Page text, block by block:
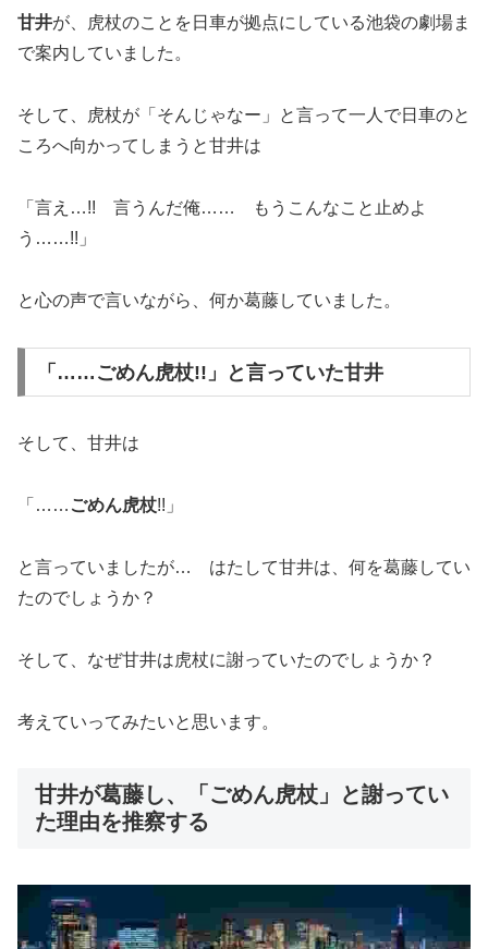
甘井が、虎杖のことを日車が拠点にしている池袋の劇場ま
で案内していました。
そして、虎杖が「そんじゃなー」と言って一人で日車のと
ころへ向かってしまうと甘井は
「言え…!! 言うんだ俺…… もうこんなこと止めよ
う……!!」
と心の声で言いながら、何か葛藤していました。
「……ごめん虎杖!!」と言っていた甘井
そして、甘井は
「…… ごめん虎杖!!」
と言っていましたが… はたして甘井は、何を葛藤してい
たのでしょうか？
そして、なぜ甘井は虎杖に謝っていたのでしょうか？
考えていってみたいと思います。
甘井が葛藤し、「ごめん虎杖」と謝ってい
た理由を推察する